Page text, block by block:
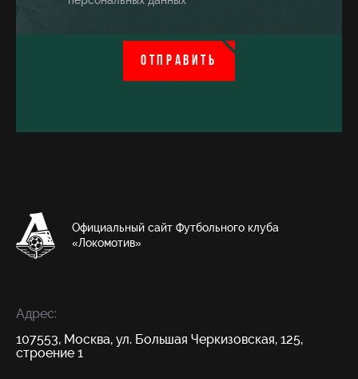
ОТПРАВИТЬ
Официальный сайт Футбольного клуба
«Локомотив»
Адрес:
107553, Москва, ул. Большая Черкизовская, 125,
строение 1